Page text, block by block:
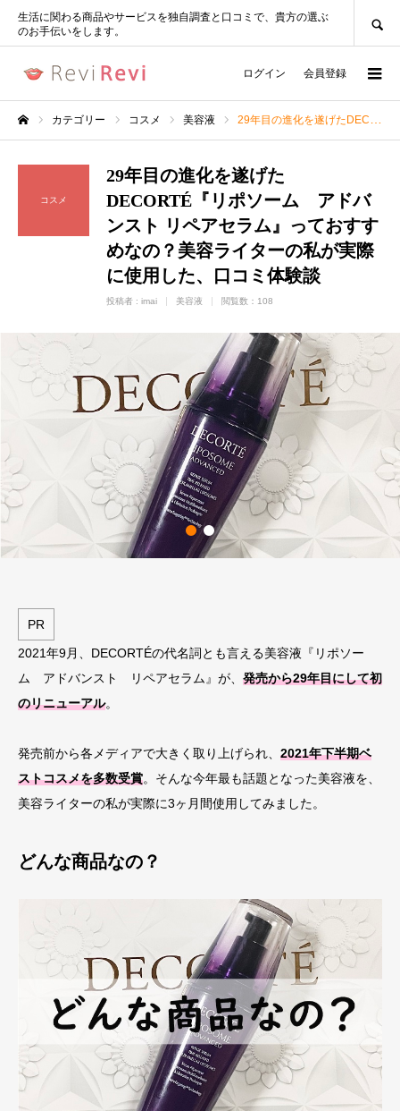
生活に関わる商品やサービスを独自調査と口コミで、貴方の選ぶ
のお手伝いをします。
ログイン 会員登録
カテゴリー コスメ 美容液 29年目の進化を遂げたDECORTÉ『リポソーム アドバンスト リペアセラム』っておすすめなの？美容ライターの私が実際に使用した、口コミ体験談
コスメ
29年目の進化を遂げた
DECORTÉ『リポソーム アドバ
ンスト リペアセラム』っておすす
めなの？美容ライターの私が実際
に使用した、口コミ体験談
投稿者 : imai 美容液 閲覧数：108
PR
2021年9月、DECORTÉの代名詞とも言える美容液『リポソー
ム アドバンスト リペアセラム』が、 発売から29年目にして初
のリニューアル。
発売前から各メディアで大きく取り上げられ、 2021年下半期ベ
ストコスメを多数受賞。そんな今年最も話題となった美容液を、
美容ライターの私が実際に3ヶ月間使用してみました。
どんな商品なの？